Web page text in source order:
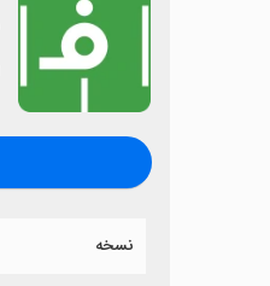
نسخه